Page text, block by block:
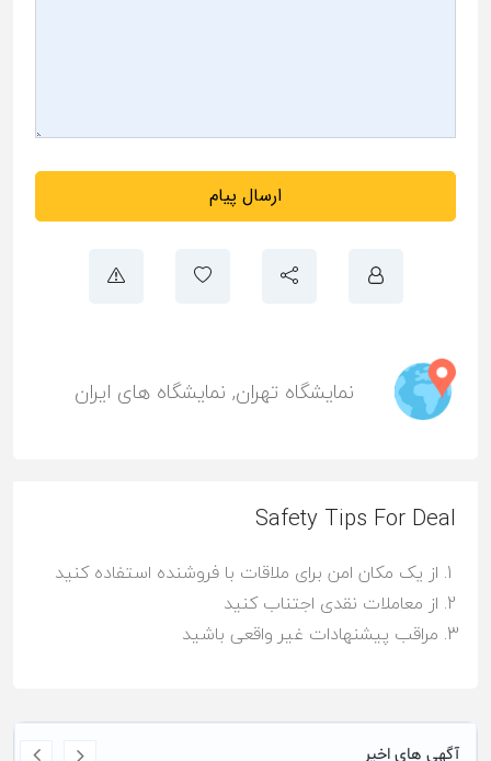
ارسال پیام
نمایشگاه تهران, نمایشگاه های ایران
Safety Tips For Deal
از یک مکان امن برای ملاقات با فروشنده استفاده کنید
از معاملات نقدی اجتناب کنید
مراقب پیشنهادات غیر واقعی باشید
آگهی های اخیر